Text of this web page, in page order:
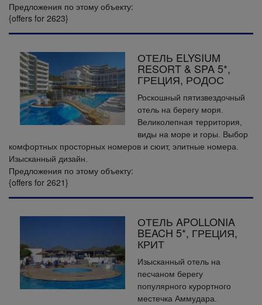
Предложения по этому объекту:
{offers for 2623}
ОТЕЛЬ ELYSIUM
RESORT & SPA 5*,
ГРЕЦИЯ, РОДОС
Роскошный пятизвездочный
отель на берегу моря.
Великолепная территория,
виды на море и горы. Выбор
комфортных просторных номеров и сюит, элитные номера.
Изысканный дизайн.
Предложения по этому объекту:
{offers for 2621}
ОТЕЛЬ APOLLONIA
BEACH 5*, ГРЕЦИЯ,
КРИТ
Изысканный отель на
песчаном берегу
популярного курортного
местечка Аммудара.